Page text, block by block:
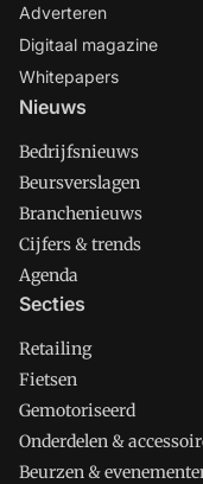
Adverteren
Digitaal magazine
Whitepapers
Nieuws
Bedrijfsnieuws
Beursverslagen
Branchenieuws
Cijfers & trends
Agenda
Secties
Retailing
Fietsen
Gemotoriseerd
Onderdelen &
Beurzen &